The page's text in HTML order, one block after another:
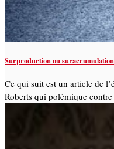
Surproduction ou
Ce qui suit est un article de
Roberts qui polémique